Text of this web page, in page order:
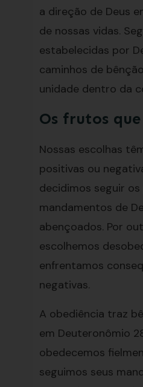
a direção de Deus
de nossas vidas.
estabelecidas por
caminhos de
unidade dentro da
Os frutos
Nossas escolhas
positivas ou
decidimos seguir
mandamentos de
abençoados. Por
escolhemos
enfrentamos
negativas.
A obediência traz
em Deuteronômio
obedecemos
seguimos seus